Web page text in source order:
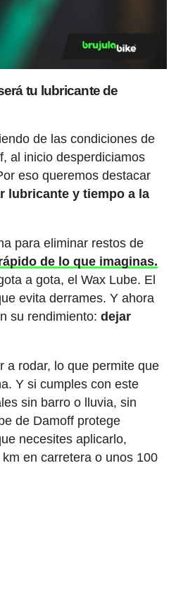
tu lubricante de
de las condiciones de
al inicio desperdiciamos
eso queremos destacar
lubricante y tiempo a la
para eliminar restos de
de lo que imaginas.
a gota, el Wax Lube. El
evita derrames. Y ahora
su rendimiento: dejar
a rodar, lo que permite que
Y si cumples con este
sin barro o lluvia, sin
de Damoff protege
necesites aplicarlo,
en carretera o unos 100